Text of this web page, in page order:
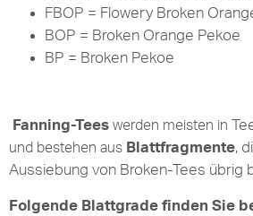
FBOP = Flowery Broken
BOP = Broken Orange Pekoe
BP = Broken Pekoe
Fanning-Tees werden meisten in
und bestehen aus Blattfragmente,
Aussiebung von Broken-Tees übrig
Folgende Blattgrade finden Sie